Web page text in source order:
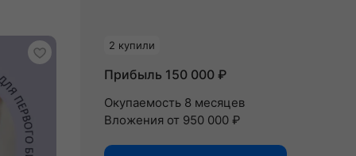
2 купили
Прибыль 150 000 ₽
Окупаемость 8 месяцев
Вложения от 950 000 ₽